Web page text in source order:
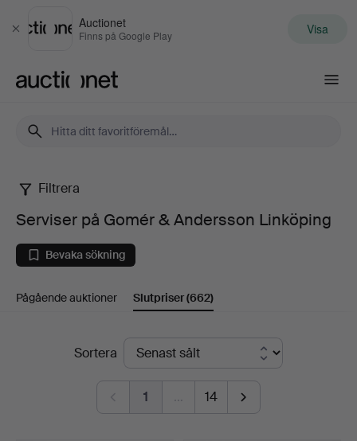
Stäng
Auctionet
Finns på Google Play Visa
Serviser
på
Gomér
Andersson
Linköping
Filtrera
Serviser på Gomér & Andersson Linköping
Bevaka sökning
Pågående auktioner Slutpriser(662)
SlutpriserSortera
1 … 14